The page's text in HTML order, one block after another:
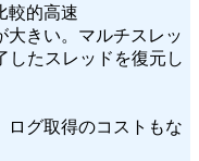
較的高速
大きい。マルチスレッ
したスレッドを復元し
ログ取得のコストもな